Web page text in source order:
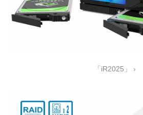
「iR2025」 ›